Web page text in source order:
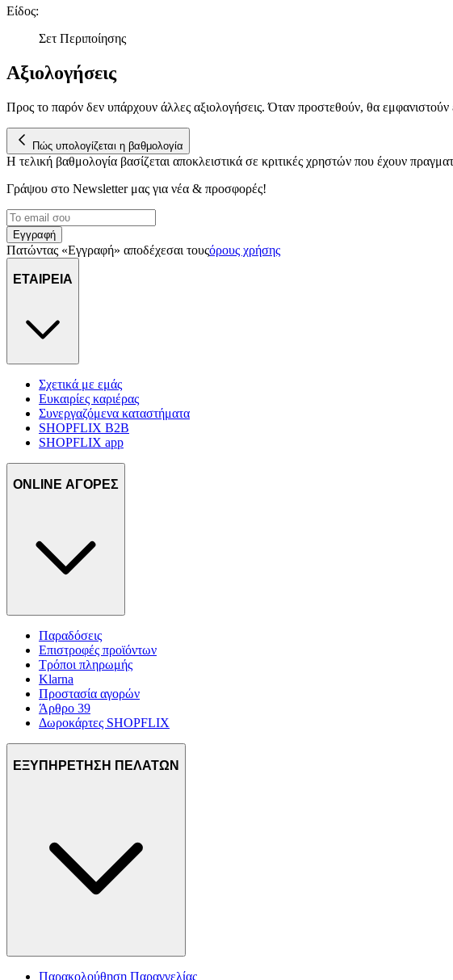
Είδος:
Σετ Περιποίησης
Αξιολογήσεις
Προς το παρόν δεν υπάρχουν άλλες αξιολογήσεις. Όταν προστεθούν, θα
Πώς υπολογίζεται η βαθμολογία
Η τελική βαθμολογία βασίζεται αποκλειστικά σε κριτικές χρηστών που έχουν
Γράψου στο Νewsletter μας για νέα & προσφορές!
Εγγραφή
Πατώντας «Εγγραφή» αποδέχεσαι τουςόρους χρήσης
ΕΤΑΙΡΕΙΑ
Σχετικά με εμάς
Ευκαιρίες καριέρας
Συνεργαζόμενα καταστήματα
SHOPFLIX B2B
SHOPFLIX app
ONLINE ΑΓΟΡΕΣ
Παραδόσεις
Επιστροφές προϊόντων
Τρόποι πληρωμής
Klarna
Προστασία αγορών
Άρθρο 39
Δωροκάρτες SHOPFLIX
ΕΞΥΠΗΡΕΤΗΣΗ ΠΕΛΑΤΩΝ
Παρακολούθηση Παραγγελίας